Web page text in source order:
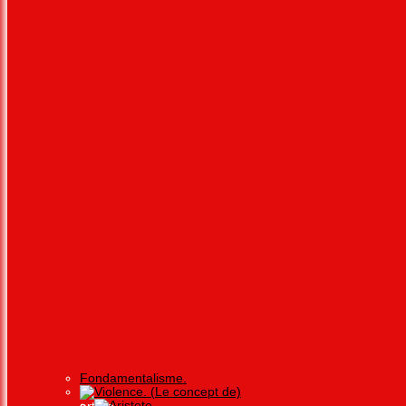
Fondamentalisme.
Violence. (Le concept de)